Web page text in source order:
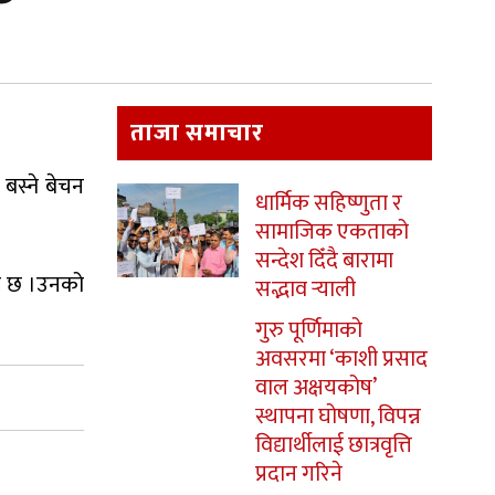
बस्ने बेचन
छ ।उनको
ताजा समाचार
धार्मिक सहिष्णुता र
सामाजिक एकताको
सन्देश दिँदै बारामा
सद्भाव र्‍याली
गुरु पूर्णिमाको
अवसरमा ‘काशी प्रसाद
वाल अक्षयकोष’
स्थापना घोषणा, विपन्न
विद्यार्थीलाई छात्रवृत्ति
प्रदान गरिने